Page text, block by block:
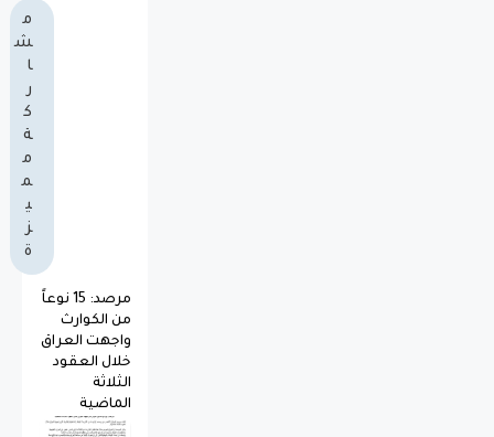
م
ش
ا
ر
ك
ة
م
م
ي
ز
ة
مرصد: 15 نوعاً
من الكوارث
واجهت العراق
خلال العقود
الثلاثة
الماضية